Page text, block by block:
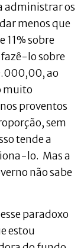
administrar os
menos que
11% sobre
lo sobre
ao
muito
proventos
sem
tende a
lo. Mas a
não sabe
paradoxo
estou